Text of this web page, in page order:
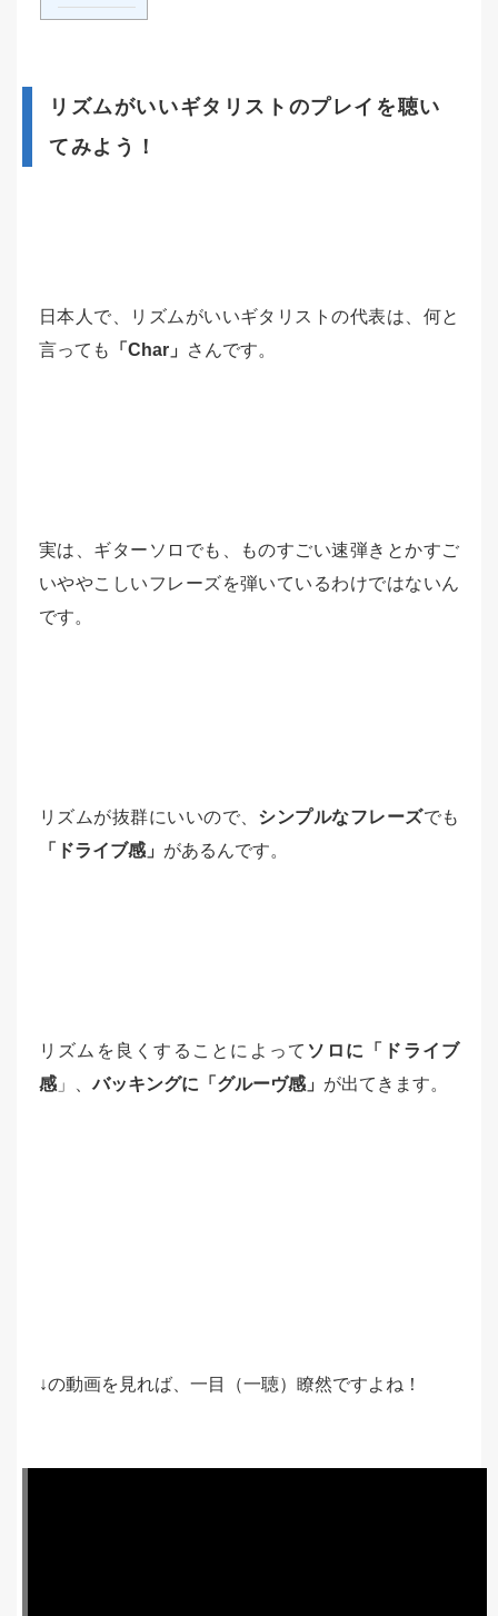
リズムがいいギタリストのプレイを聴い
てみよう！
日本人で、リズムがいいギタリストの代表は、何と
言っても
「Char」 さんです。
実は、ギターソロでも、ものすごい速弾きとかすご
いややこしいフレーズを弾いているわけではないん
です。
リズムが抜群にいいので、 シンプルなフレーズでも
「ドライブ感」 があるんです。
リズムを良くすることによって ソロに「ドライブ
感 」、バッキングに「グルーヴ感」 が出てきます。
↓の動画を見れば、一目（一聴）瞭然ですよね！